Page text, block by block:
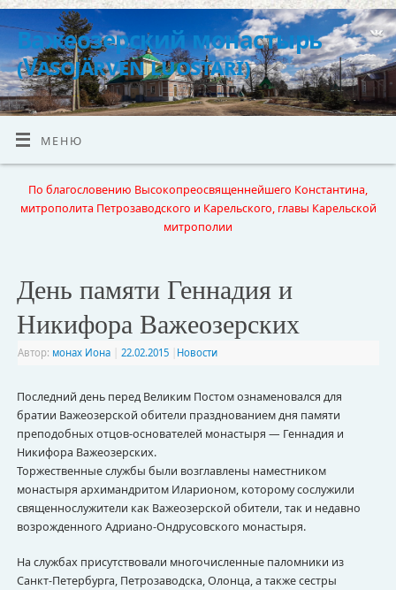
Важеозерский монастырь
(Vasojärven luostari)
МЕНЮ
По благословению Высокопреосвященнейшего Константина,
митрополита Петрозаводского и Карельского, главы Карельской
митрополии
День памяти Геннадия и
Никифора Важеозерских
Автор: монах Иона 22.02.2015 Новости
Последний день перед Великим Постом ознаменовался для
братии Важеозерской обители празднованием дня памяти
преподобных отцов-основателей монастыря — Геннадия и
Никифора Важеозерских.
Торжественные службы были возглавлены наместником
монастыря архимандритом Иларионом, которому сослужили
священнослужители как Важеозерской обители, так и недавно
возрожденного Адриано-Ондрусовского монастыря.
На службах присутствовали многочисленные паломники из
Санкт-Петербурга, Петрозаводска, Олонца, а также сестры